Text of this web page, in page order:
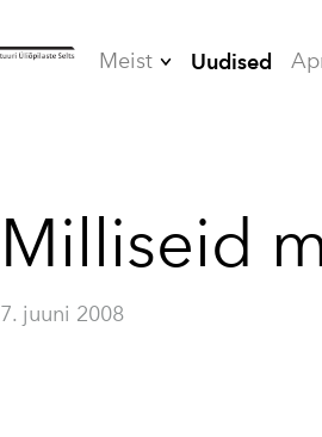
Meist
Vilistlased
Põhikiri
Uudised
Milliseid
7. juuni 2008